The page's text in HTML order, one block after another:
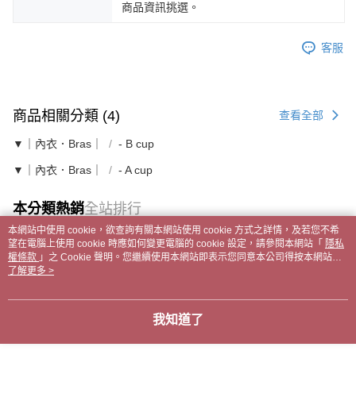
商品資訊挑選。
客服
商品相關分類 (4) 查看全部
▼｜內衣．Bras｜ - B cup
▼｜內衣．Bras｜ - A cup
本分類熱銷全站排行
熱門標籤
本網站中使用 cookie，欲查詢有關本網站使用 cookie 方式之詳情，及若您不希
望在電腦上使用 cookie 時應如何變更電腦的 cookie 設定，請參閱本網站「 隱私
權條款 」之 Cookie 聲明。您繼續使用本網站即表示您同意本公司得按本網站使
用條款之 Cookie 聲明使用 cookie。
了解更多 >
我知道了